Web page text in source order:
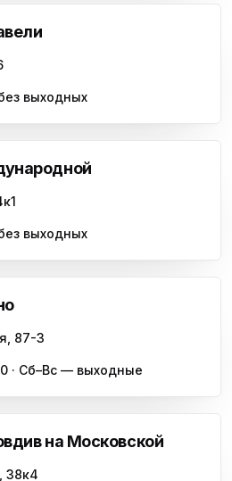
выходных
выходных
87-3
· Сб–Вс — выходные
на Московской
38к4